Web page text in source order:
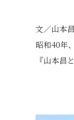
文／山本
昭和40年
『山本昌